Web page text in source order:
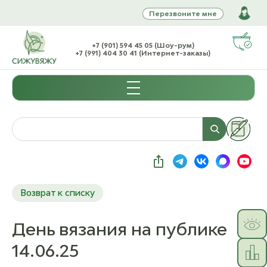
Перезвоните мне
+7 (901) 594 45 05 (Шоу-рум)
+7 (991) 404 30 41 (Интернет-заказы)
Возврат к списку
День вязания на публике
14.06.25